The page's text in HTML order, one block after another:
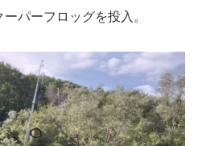
パーフロッグを投入。